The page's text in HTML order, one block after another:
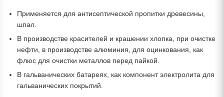
Применяется для антисептической пропитки древесины,
шпал.
В производстве красителей и крашении хлопка, при очистке
нефти, в производстве алюминия, для оцинкования, как
флюс для очистки металлов перед пайкой.
В гальванических батареях, как компонент электролита для
гальванических покрытий.